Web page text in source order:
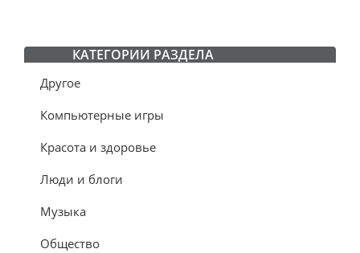
КАТЕГОРИИ РАЗДЕЛА
Другое
Компьютерные игры
Красота и здоровье
Люди и блоги
Музыка
Общество